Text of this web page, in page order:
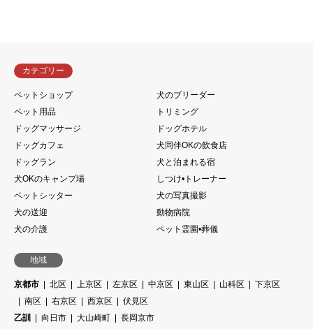
カテゴリー
ペットショップ
犬のブリーダー
ペット用品
トリミング
ドッグマッサージ
ドッグホテル
ドッグカフェ
犬同伴OKの飲食店
ドッグラン
犬と泊まれる宿
犬OKのキャンプ場
しつけ•トレーナー
ペットシッター
犬の写真撮影
犬の送迎
動物病院
犬の介護
ペット霊園•葬儀
地域
京都市 北区 上京区 左京区 中京区 東山区 山科区
下京区
南区
右京区 西京区
伏見区
乙訓
向日市 大山崎町
長岡京市